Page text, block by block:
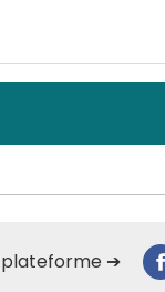
plateforme ➔